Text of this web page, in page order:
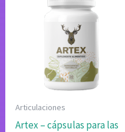
Articulaciones
Artex – cápsulas para las